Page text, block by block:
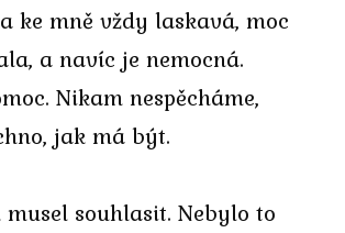
ke mně vždy laskavá, moc
a navíc je nemocná.
Nikam nespěcháme,
jak má být.
souhlasit. Nebylo to